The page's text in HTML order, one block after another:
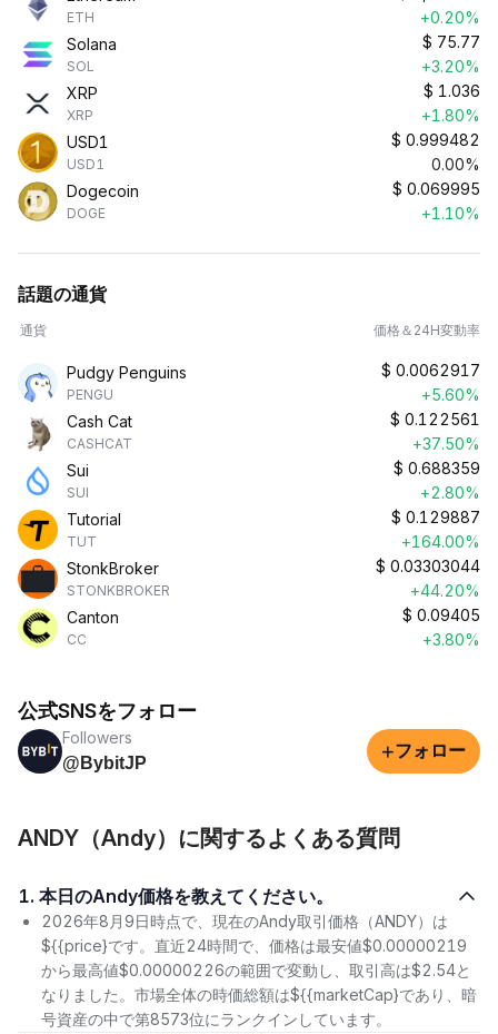
ETH
+0.20%
Solana
SOL
$ 75.77
+3.20%
XRP
XRP
$ 1.036
+1.80%
USD1
USD1
$ 0.999482
0.00%
Dogecoin
DOGE
$ 0.069995
+1.10%
話題の通貨
通貨 価格＆24H変動率
Pudgy Penguins
PENGU
$ 0.0062917
+5.60%
Cash Cat
CASHCAT
$ 0.122561
+37.50%
Sui
SUI
$ 0.688359
+2.80%
Tutorial
TUT
$ 0.129887
+164.00%
StonkBroker
STONKBROKER
$ 0.03303044
+44.20%
Canton
CC
$ 0.09405
+3.80%
公式SNSをフォロー
Followers
@BybitJP
+フォロー
ANDY（Andy）に関するよくある質問
1. 本日のAndy価格を教えてください。
2026年8月9日時点で、現在のAndy取引価格（ANDY）は
${{price}です。直近24時間で、価格は最安値$0.00000219
から最高値$0.00000226の範囲で変動し、取引高は$2.54と
なりました。市場全体の時価総額は${{marketCap}であり、暗
号資産の中で第8573位にランクインしています。